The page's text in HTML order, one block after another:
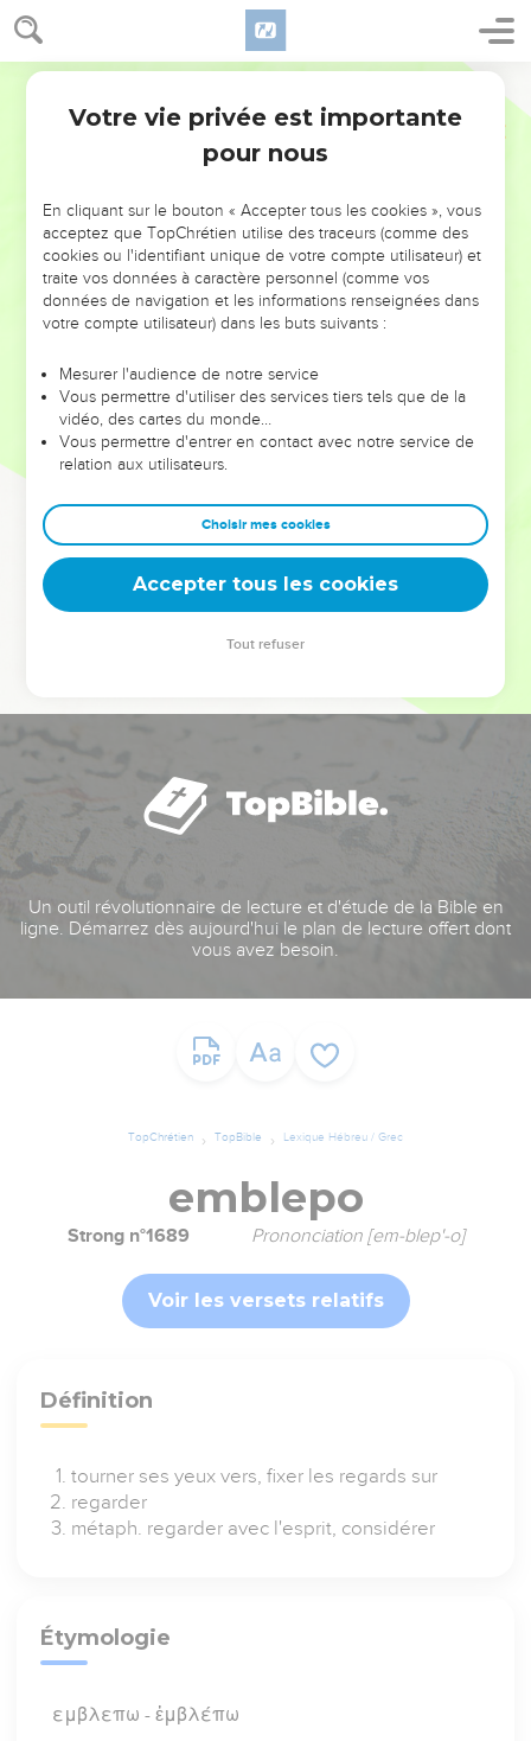
NE MANQUEZ PAS L’ÉVÉNEMENT
DE L’ANNÉE !
ET SI LEURS ERREURS POUVAIENT VOUS ÉVITER LES
VOTRES ?
leur foi ou leur vision. Mais on voit moins les doutes, les erreurs
et les saisons difficiles qu'ils ont traversés, alors même que ce
sont elles qui les ont façonnés.
Dans cette conférence, leaders, entrepreneurs, et responsables
clés pour avancer avec plus de sagesse afin que leurs erreurs
deviennent vos tremplins. Que vous guidiez un ministère, une
équipe, un groupe ou une famille, leur expérience est faite
Un outil révolutionnaire de lecture et d'étude de la Bible en
ligne. Démarrez dès aujourd'hui le plan de lecture offert dont
vous avez besoin.
TopChrétien TopBible Lexique Hébreu / Grec
emblepo
Strong n°1689 Prononciation [em-blep'-o]
Voir les versets relatifs
Définition
tourner ses yeux vers, fixer les regards sur
regarder
métaph. regarder avec l'esprit, considérer
Étymologie
εμβλεπω - ἐμβλέπω
Votre vie privée est importante
pour nous
En cliquant sur le bouton « Accepter tous les cookies », vous
acceptez que TopChrétien utilise des traceurs (comme des
cookies ou l'identifiant unique de votre compte utilisateur) et
traite vos données à caractère personnel (comme vos
données de navigation et les informations renseignées dans
votre compte utilisateur) dans les buts suivants :
Mesurer l'audience de notre service
Vous permettre d'utiliser des services tiers tels que de la
vidéo, des cartes du monde…
Vous permettre d'entrer en contact avec notre service de
relation aux utilisateurs.
Choisir mes cookies
Accepter tous les cookies
Tout refuser